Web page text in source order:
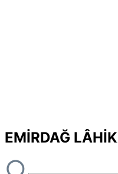
EMİRDAĞ